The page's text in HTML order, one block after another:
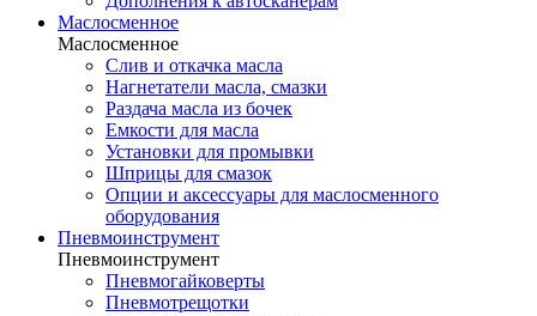
Маслосменное
Маслосменное
Слив и откачка масла
Нагнетатели масла, смазки
Раздача масла из бочек
Емкости для масла
Установки для промывки
Шприцы для смазок
Опции и аксессуары для маслосменного
оборудования
Пневмоинструмент
Пневмоинструмент
Пневмогайковерты
Пневмотрещотки